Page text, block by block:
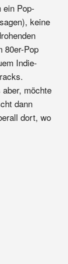
Pop-
keine
80er-Pop
Indie-
möchte
dann
dort, wo